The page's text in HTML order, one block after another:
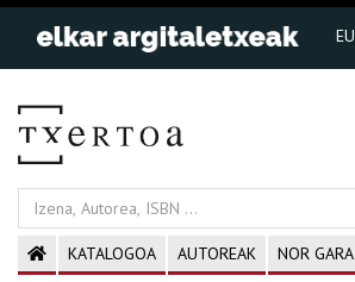
EU
KATALOGOA AUTOREAK NOR GARA